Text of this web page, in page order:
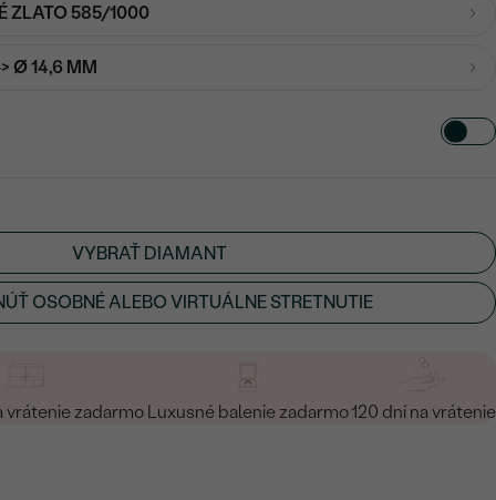
ZLATO 585/1000
Ø 14,6 MM
VYBRAŤ DIAMANT
OSOBNÉ ALEBO VIRTUÁLNE STRETNUTIE
vrátenie zadarmo Luxusné balenie zadarmo120 dní na vrátenie